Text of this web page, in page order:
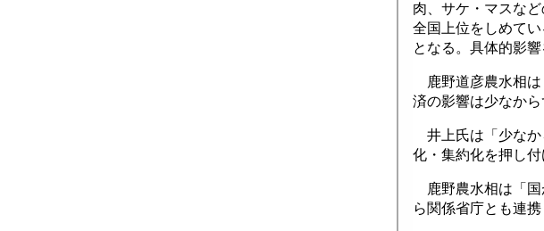
肉、サケ・マスな
全国上位をしめて
となる。具体的影
鹿野道彦農水相は
済の影響は少なから
井上氏は「少なか
化・集約化を押し
鹿野農水相は「国
ら関係省庁とも連